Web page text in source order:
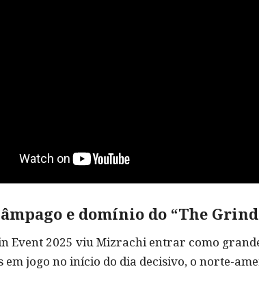
e domínio do “The
Event 2025 viu Mizrachi entrar como
em jogo no início do dia decisivo, o norte-